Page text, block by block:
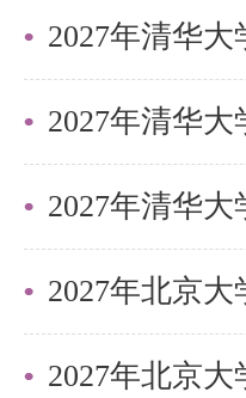
造，有清北
实战营、清
可选择，清
巧，专项技
清北。
更多清北考
盛世清北老师
2027年清华
2027年北京